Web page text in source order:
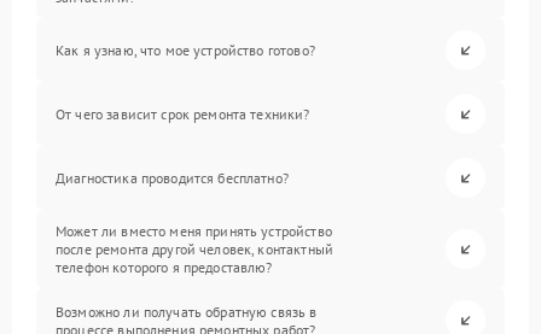
Как я узнаю, что мое устройство готово?
От чего зависит срок ремонта техники?
Диагностика проводится бесплатно?
Может ли вместо меня принять устройство
после ремонта другой человек, контактный
телефон которого я предоставлю?
Возможно ли получать обратную связь в
процессе выполнения ремонтных работ?